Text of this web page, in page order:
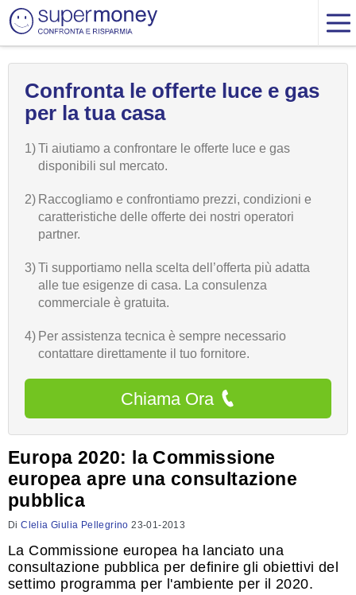
Confronta le offerte luce e gas
per la tua casa
1)Ti aiutiamo a confrontare le offerte luce e gas
disponibili sul mercato.
2) Raccogliamo e confrontiamo prezzi, condizioni e
caratteristiche delle offerte dei nostri operatori
partner.
3)Ti supportiamo nella scelta dell’offerta più adatta
alle tue esigenze di casa. La consulenza
commerciale è gratuita.
4) Per assistenza tecnica è sempre necessario
contattare direttamente il tuo fornitore.
Chiama Ora
Europa 2020: la Commissione
europea apre una consultazione
pubblica
DiClelia Giulia Pellegrino 23-01-2013
La Commissione europea ha lanciato una
consultazione pubblica per definire gli obiettivi del
settimo programma per l'ambiente per il 2020.